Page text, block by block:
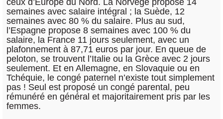
semaines avec salaire intégral ; la Suède, 12
semaines avec 80 % du salaire. Plus au sud,
l’Espagne propose 8 semaines avec 100 % du
salaire, la France 11 jours seulement, avec un
plafonnement à 87,71 euros par jour. En queue de
peloton, se trouvent l’Italie ou la Grèce avec 2 jours
seulement. Et en Allemagne, en Slovaquie ou en
Tchéquie, le congé paternel n’existe tout simplement
pas ! Seul est proposé un congé parental, peu
rémunéré en général et majoritairement pris par les
femmes.